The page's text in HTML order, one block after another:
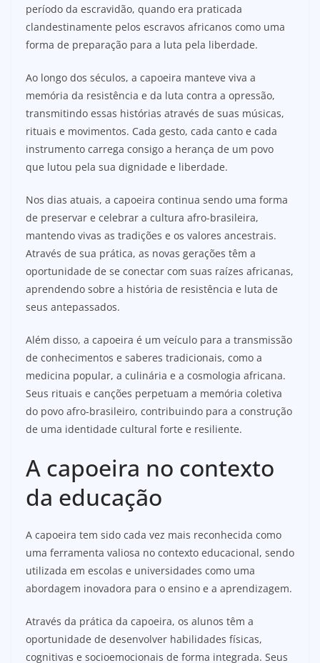
período da escravidão, quando era praticada
clandestinamente pelos escravos africanos como uma
forma de preparação para a luta pela liberdade.
Ao longo dos séculos, a capoeira manteve viva a
memória da resistência e da luta contra a opressão,
transmitindo essas histórias através de suas músicas,
rituais e movimentos. Cada gesto, cada canto e cada
instrumento carrega consigo a herança de um povo
que lutou pela sua dignidade e liberdade.
Nos dias atuais, a capoeira continua sendo uma forma
de preservar e celebrar a cultura afro-brasileira,
mantendo vivas as tradições e os valores ancestrais.
Através de sua prática, as novas gerações têm a
oportunidade de se conectar com suas raízes africanas,
aprendendo sobre a história de resistência e luta de
seus antepassados.
Além disso, a capoeira é um veículo para a transmissão
de conhecimentos e saberes tradicionais, como a
medicina popular, a culinária e a cosmologia africana.
Seus rituais e canções perpetuam a memória coletiva
do povo afro-brasileiro, contribuindo para a construção
de uma identidade cultural forte e resiliente.
A capoeira no contexto
da educação
A capoeira tem sido cada vez mais reconhecida como
uma ferramenta valiosa no contexto educacional, sendo
utilizada em escolas e universidades como uma
abordagem inovadora para o ensino e a aprendizagem.
Através da prática da capoeira, os alunos têm a
oportunidade de desenvolver habilidades físicas,
cognitivas e socioemocionais de forma integrada. Seus